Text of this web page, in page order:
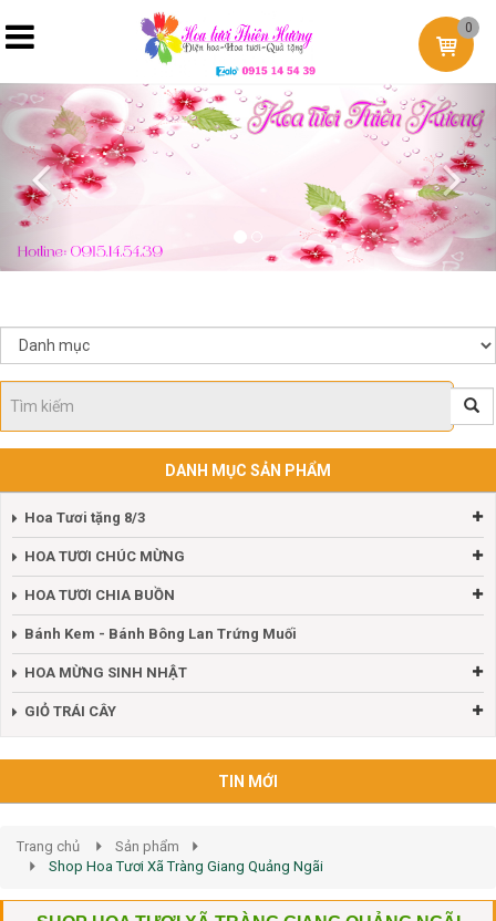
0
Previous
DANH MỤC SẢN PHẨM
Hoa Tươi tặng 8/3
HOA TƯƠI CHÚC MỪNG
HOA TƯƠI CHIA BUỒN
Bánh Kem - Bánh Bông Lan Trứng Muối
HOA MỪNG SINH NHẬT
GIỎ TRÁI CÂY
TIN MỚI
Trang chủ
Sản phẩm
Shop Hoa Tươi Xã Tràng Giang Quảng Ngãi